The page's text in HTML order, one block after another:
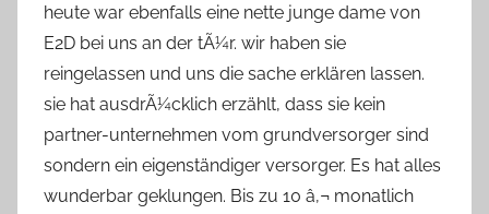
heute war ebenfalls eine nette junge dame von
E2D bei uns an der tÃ¼r. wir haben sie
reingelassen und uns die sache erklären lassen.
sie hat ausdrÃ¼cklich erzählt, dass sie kein
partner-unternehmen vom grundversorger sind
sondern ein eigenständiger versorger. Es hat alles
wunderbar geklungen. Bis zu 10 â‚¬ monatlich